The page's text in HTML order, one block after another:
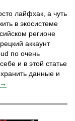
лайфхак, а чуть
в экосистеме
регионе
аккаунт
по очень
и в этой статье
данные и